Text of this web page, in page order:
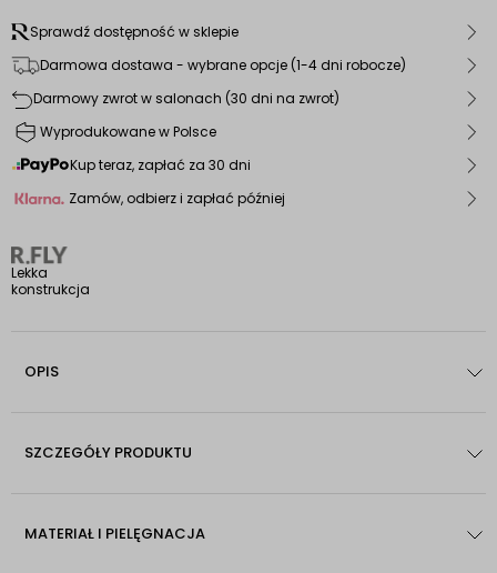
Sprawdź dostępność w sklepie
Darmowa dostawa - wybrane opcje (1-4 dni robocze)
Darmowy zwrot w salonach (30 dni na zwrot)
Wyprodukowane w Polsce
Kup teraz, zapłać za 30 dni
Zamów, odbierz i zapłać później
Lekka
konstrukcja
OPIS
SZCZEGÓŁY PRODUKTU
MATERIAŁ I PIELĘGNACJA